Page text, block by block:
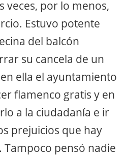
veces, por lo menos,
Estuvo potente
del balcón
su cancela de un
ella el ayuntamiento
flamenco gratis y en
a la ciudadanía e ir
prejuicios que hay
Tampoco pensó nadie